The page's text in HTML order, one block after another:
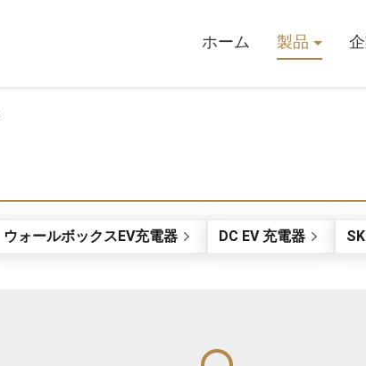
ホーム 製品
ウォールボックスEV充電器 DC EV 充電器